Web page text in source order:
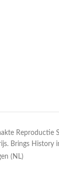
Reproductie
Brings History
(NL)